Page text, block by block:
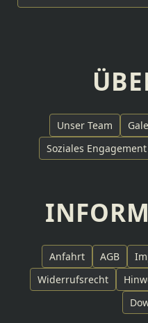
Unser Team
Soziales Engagement
Anfahrt AGB
Widerrufsrecht